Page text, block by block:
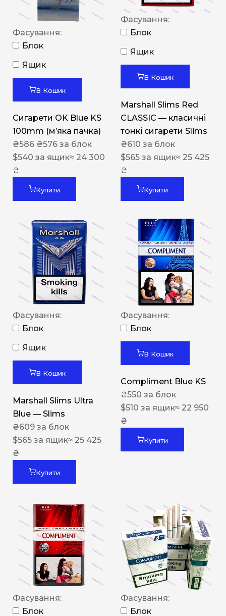
Фасування:
Блок
Ящик
В Кошик
Сигарети OK Blue KS
100mm (м’яка пачка)
₴586 ₴576 за блок
$540 за ящик≈ 24 300
₴
Купити
Фасування:
Блок
Ящик
В Кошик
Marshall Slims Red
CLASSIC — класичні
тонкі сигарети Slims
₴610 за блок
$565 за ящик≈ 25 425
₴
Купити
Фасування:
Блок
Ящик
В Кошик
Marshall Slims Ultra
Blue — Slims
₴609 за блок
$565 за ящик≈ 25 425
₴
Купити
Фасування:
Блок
В Кошик
Compliment Blue KS
₴550 за блок
$510 за ящик≈ 22 950
₴
Купити
Фасування:
Блок
Фасування:
Блок